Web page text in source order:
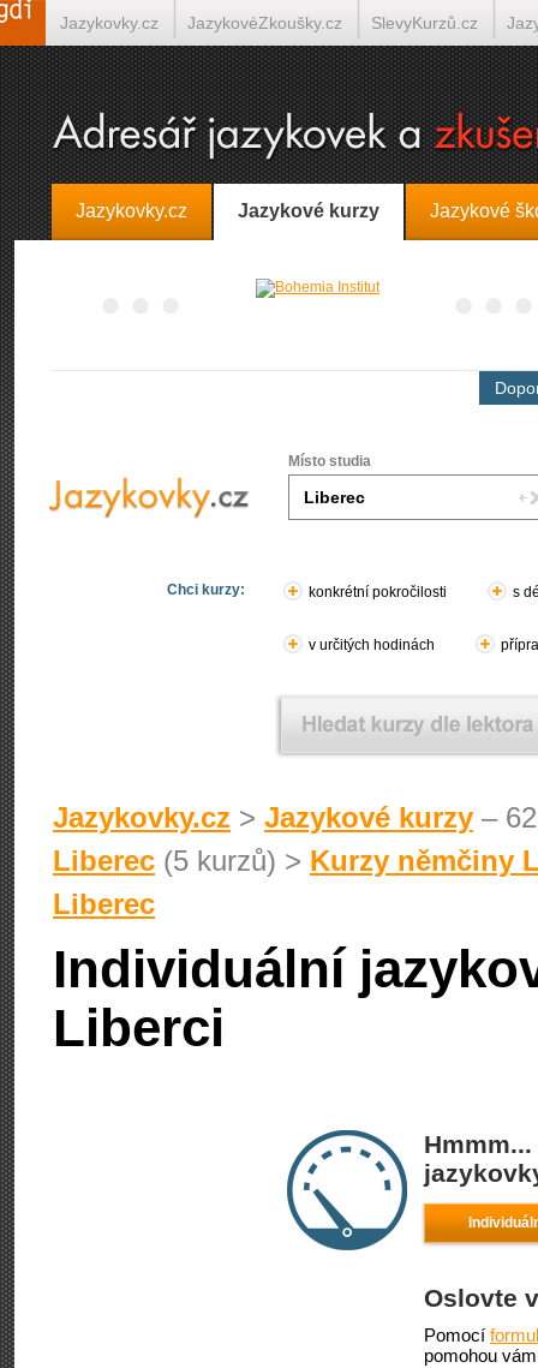
Jazykovky.cz Jazykové kurzy Jazykové
Místo studia
Chci kurzy: konkrétní pokročilosti s
v určitých hodinách
Jazykovky.cz > Jazykové kurzy –
Liberec (5 kurzů) > Kurzy němčiny
Liberec
Individuální
Liberci
Oslovte
Pomocí
pomohou
Jazykovky.cz JazykovéZkoušky.cz SlevyKurzů.cz
Španělština on-line Italština on-line Tlumočení-